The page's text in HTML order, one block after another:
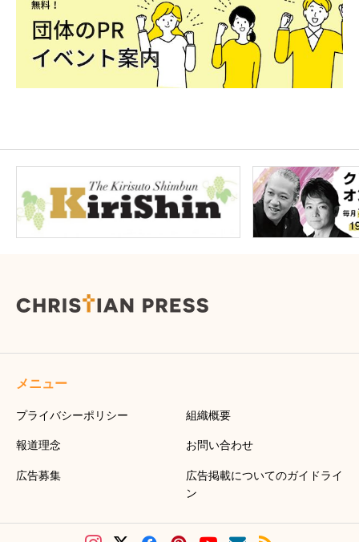
メニュー
プライバシーポリシー 組織概要
報道理念 お問い合わせ
広告募集
広告掲載についてのガイドライ
ン